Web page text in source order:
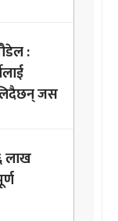
:
जस
लाख